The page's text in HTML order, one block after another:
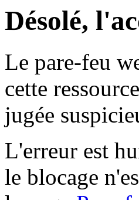
Désolé,
Le pare-feu
cette
jugée
L'erreur est
le blocage